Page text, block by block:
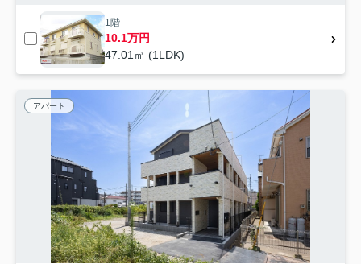
1階
10.1万円
47.01㎡ (1LDK)
アパート